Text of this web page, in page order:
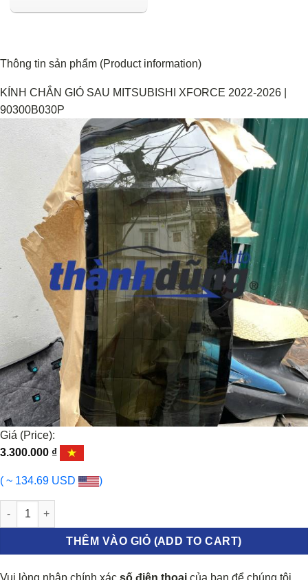
Thông tin sản phẩm (Product information)
KÍNH CHẮN GIÓ SAU MITSUBISHI XFORCE 2022-2026 |
90300B030P
Giá (Price):
3.300.000 ₫
( ~ 134.69 USD )
KÍNH CHẮN GIÓ SAU MITSUBISHI XFORCE 2022-2026 |
THÊM VÀO GIỎ (ADD TO CART)
Vui lòng nhập chính xác số điện thoại của bạn để chúng tôi